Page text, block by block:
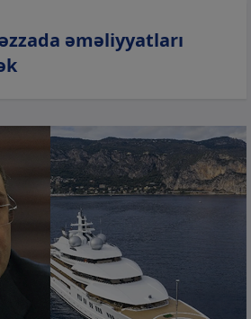
əməliyyatları